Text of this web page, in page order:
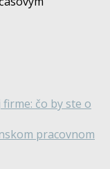
čo by ste o
pracovnom